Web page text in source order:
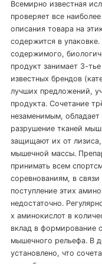
Всемирно известная
проверяет все
описания товара на
содержится в
содержимого,
продукт занимает 3-
известных брендов
лучших предложений,
продукта. Сочетание
незаменимым,
разрушение тканей
защищают их от
мышечной массы.
принимать всем
соревнованиям, в
поступление этих
недостаточно.
х аминокислот в
вклад в формирование
мышечного рельефа. В
установлено, что